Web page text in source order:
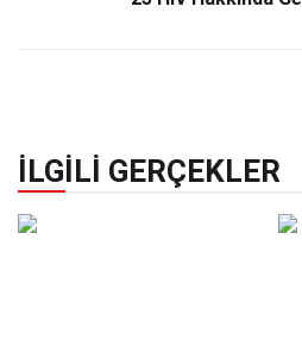
İLGILI GERÇEKLER